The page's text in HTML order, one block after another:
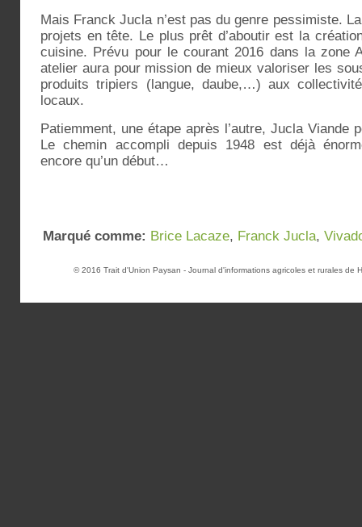
Mais Franck Jucla n’est pas du genre pessimiste.
projets en tête. Le plus prêt d’aboutir est la
cuisine. Prévu pour le courant 2016 dans la zone
atelier aura pour mission de mieux valoriser les
produits tripiers (langue, daube,…) aux
locaux.
Patiemment, une étape après l’autre, Jucla Viande
Le chemin accompli depuis 1948 est déjà
encore qu’un début…
Marqué comme: Brice Lacaze, Franck Jucla,
© 2016 Trait d'Union Paysan - Journal d'informations agricoles et rurales de